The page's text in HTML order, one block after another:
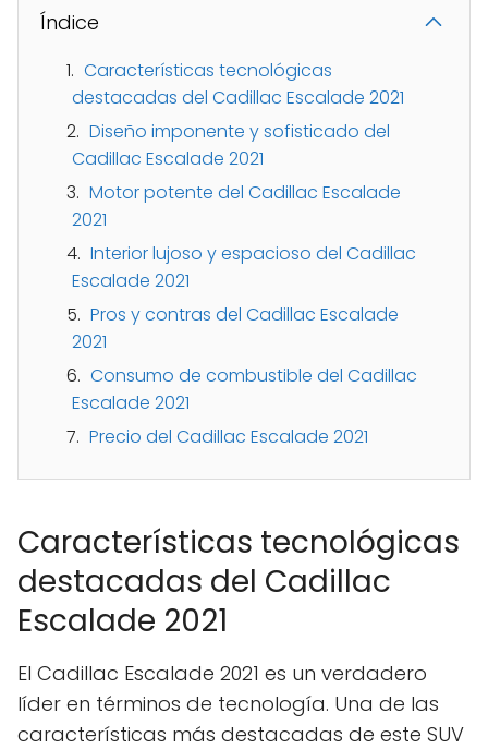
Índice
Características tecnológicas
destacadas del Cadillac Escalade 2021
Diseño imponente y sofisticado del
Cadillac Escalade 2021
Motor potente del Cadillac Escalade
2021
Interior lujoso y espacioso del Cadillac
Escalade 2021
Pros y contras del Cadillac Escalade
2021
Consumo de combustible del Cadillac
Escalade 2021
Precio del Cadillac Escalade 2021
Características tecnológicas
destacadas del Cadillac
Escalade 2021
El Cadillac Escalade 2021 es un verdadero
líder en términos de tecnología. Una de las
características más destacadas de este SUV